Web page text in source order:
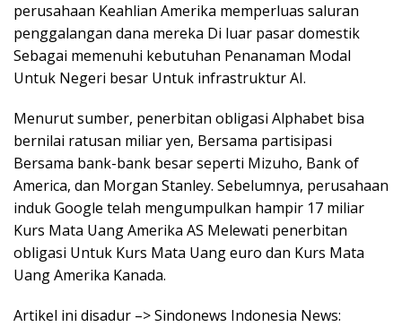
perusahaan Keahlian Amerika memperluas saluran
penggalangan dana mereka Di luar pasar domestik
Sebagai memenuhi kebutuhan Penanaman Modal
Untuk Negeri besar Untuk infrastruktur AI.
Menurut sumber, penerbitan obligasi Alphabet bisa
bernilai ratusan miliar yen, Bersama partisipasi
Bersama bank-bank besar seperti Mizuho, Bank of
America, dan Morgan Stanley. Sebelumnya, perusahaan
induk Google telah mengumpulkan hampir 17 miliar
Kurs Mata Uang Amerika AS Melewati penerbitan
obligasi Untuk Kurs Mata Uang euro dan Kurs Mata
Uang Amerika Kanada.
Artikel ini disadur –> Sindonews Indonesia News: